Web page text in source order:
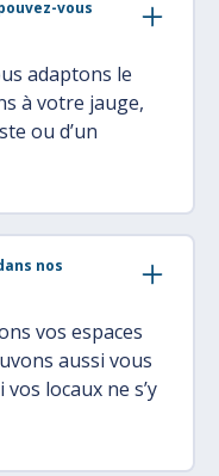
vous
adaptons le
à votre jauge,
ou d’un
nos
vos espaces
aussi vous
locaux ne s’y